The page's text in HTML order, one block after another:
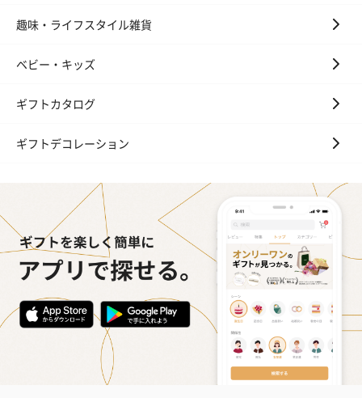
趣味・ライフスタイル雑貨
ベビー・キッズ
ギフトカタログ
ギフトデコレーション